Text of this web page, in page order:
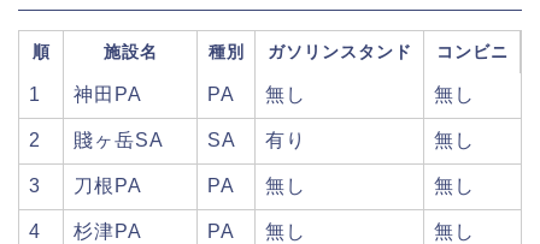
順 施設名 種別 ガソリンスタンド コンビニ
1 神田PA PA 無し 無し
2 賤ヶ岳SA SA 有り 無し
3 刀根PA PA 無し 無し
4 杉津PA PA 無し 無し